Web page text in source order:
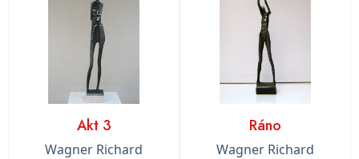
Akt 3
Wagner Richard
Ráno
Wagner Richard